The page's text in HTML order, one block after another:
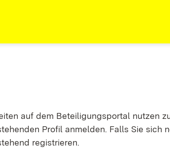
auf dem Beteiligungsportal nutzen
Profil anmelden. Falls Sie sich
registrieren.